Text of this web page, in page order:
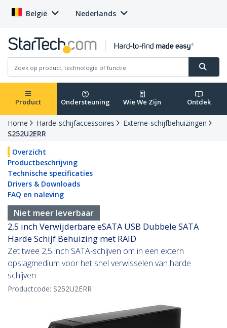
België Nederlands
Product Ondersteuning Wie We Zijn Ontdek
Home Harde-schijfaccessoires
Externe-schijfbehuizingen
S252U2ERR
Overzicht
Productbeschrijving
Technische specificaties
Drivers & Downloads
FAQ en naleving
Niet meer leverbaar
2,5 inch Verwijderbare eSATA USB Dubbele SATA
Harde Schijf Behuizing met RAID
Zet twee 2,5 inch SATA-schijven om in een extern
opslagmedium voor het snel verwisselen van harde
schijven
Productcode: S252U2ERR